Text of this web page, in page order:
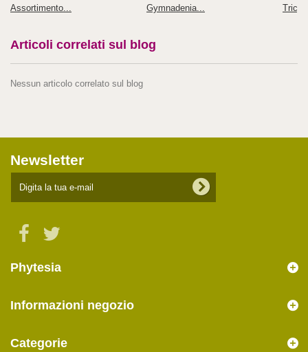
Assortimento... Gymnadenia...
Articoli correlati sul blog
Nessun articolo correlato sul blog
Newsletter
Phytesia
Informazioni negozio
Categorie